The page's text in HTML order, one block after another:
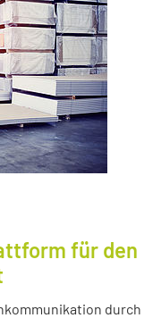
für den
durch